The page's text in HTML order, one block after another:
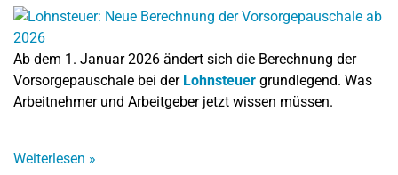
Ab dem 1. Januar 2026 ändert sich die Berechnung der
Vorsorgepauschale bei der Lohnsteuer grundlegend. Was
Arbeitnehmer und Arbeitgeber jetzt wissen müssen.
Weiterlesen »